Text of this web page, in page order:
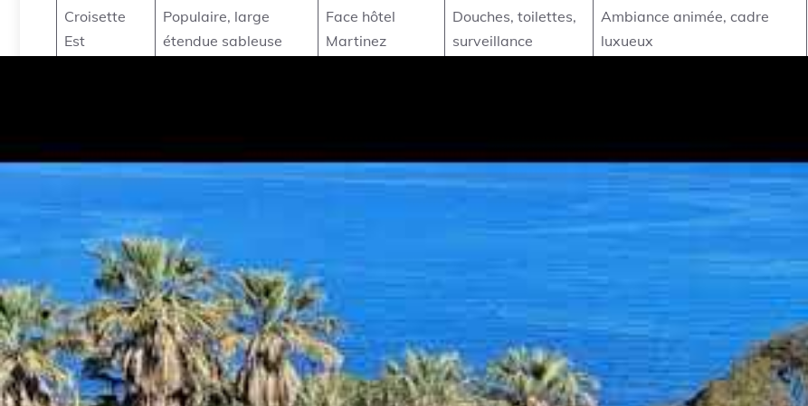
Croisette
Est
Populaire, large
étendue sableuse
Face hôtel
Martinez
Douches, toilettes,
surveillance
Ambiance animée, cadre
luxueux
Plages privées à Cannes : l’alliance du luxe,
gastronomie et hôtellerie haut de gamme
Outre les plages publiques, Cannes se distingue par un impressionnant choix de plages privées, véritables
écrins de luxe où confort et services personnalisés s’enchaînent pour un moment d’exception. On en dénombre
actuellement 33 qui jalonnent le front de mer, entre la Croisette et ses alentours. Chacune propose des
prestations exclusives allant de la location de transats et parasols à des restaurants gastronomiques, en
passant par des bars en terrasses offrant des cocktails face à la mer.
Les plages privées des hôtels prestigieux comme le Carlton et l’hôtel Martinez sont les plus iconiques, symboles